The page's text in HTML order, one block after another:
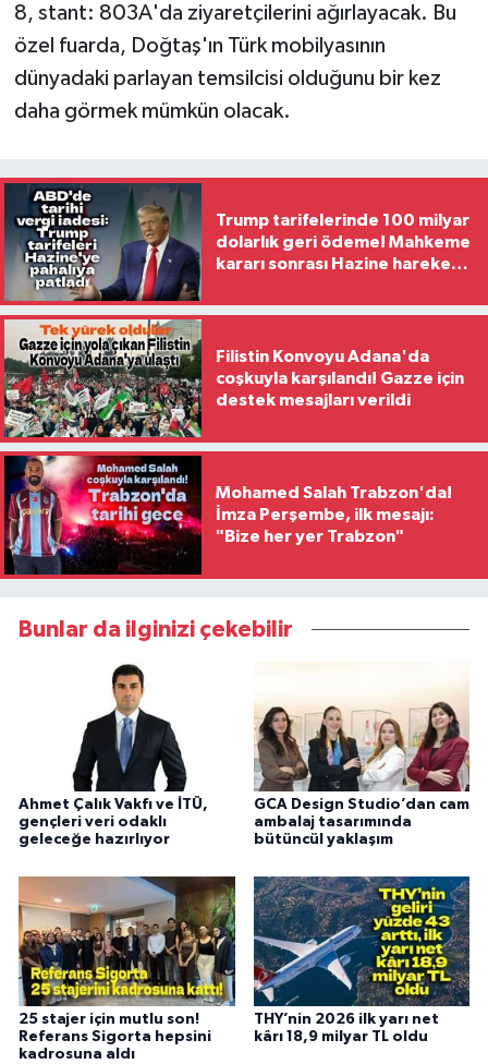
8, stant: 803A'da ziyaretçilerini ağırlayacak. Bu
özel fuarda, Doğtaş'ın Türk mobilyasının
dünyadaki parlayan temsilcisi olduğunu bir kez
daha görmek mümkün olacak.
Trump tarifelerinde 100 milyar
dolarlık geri ödeme! Mahkeme
kararı sonrası Hazine harekete
Filistin Konvoyu Adana'da
coşkuyla karşılandı! Gazze için
destek mesajları verildi
Mohamed Salah Trabzon'da!
İmza Perşembe, ilk mesajı:
"Bize her yer Trabzon"
Bunlar da ilginizi çekebilir
Ahmet Çalık Vakfı ve İTÜ,
gençleri veri odaklı
geleceğe hazırlıyor
GCA Design Studio’dan cam
ambalaj tasarımında
bütüncül yaklaşım
25 stajer için mutlu son!
Referans Sigorta hepsini
kadrosuna aldı
THY’nin 2026 ilk yarı net
kârı 18,9 milyar TL oldu